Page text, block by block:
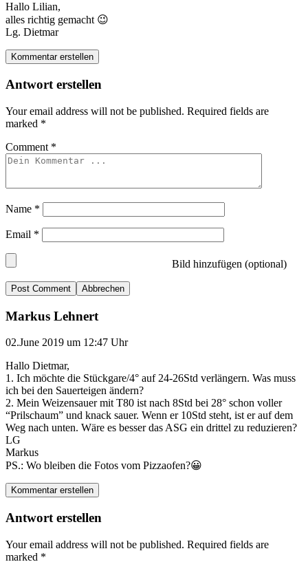
Hallo Lilian,
alles richtig gemacht 😉
Lg. Dietmar
Kommentar erstellen
Antwort erstellen
Your email address will not be published. Required fields are
marked *
Comment *
Name *
Email *
Bild hinzufügen (optional)
Abbrechen
Markus Lehnert
02.June 2019 um 12:47 Uhr
Hallo Dietmar,
1. Ich möchte die Stückgare/4° auf 24-26Std verlängern. Was muss
ich bei den Sauerteigen ändern?
2. Mein Weizensauer mit T80 ist nach 8Std bei 28° schon voller
“Prilschaum” und knack sauer. Wenn er 10Std steht, ist er auf dem
Weg nach unten. Wäre es besser das ASG ein drittel zu reduzieren?
LG
Markus
PS.: Wo bleiben die Fotos vom Pizzaofen?😀
Kommentar erstellen
Antwort erstellen
Your email address will not be published. Required fields are
marked *